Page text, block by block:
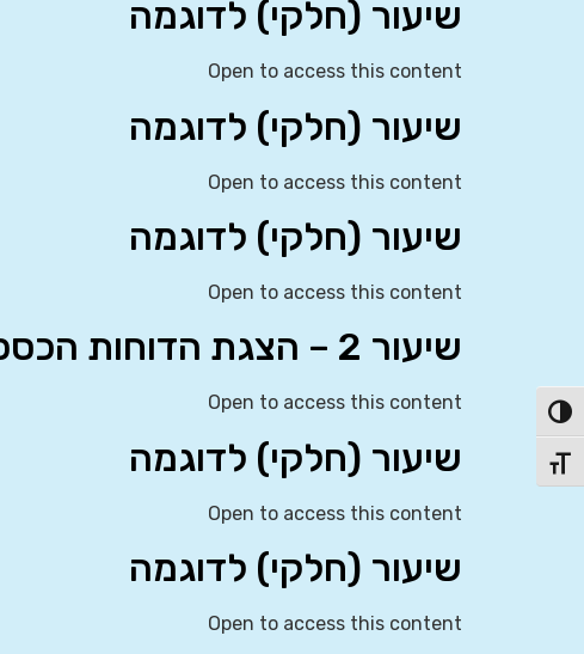
הפעל/כבה ניגודיות גבוהה
מתג גודל גופן
שיעור (חלקי) לדוגמה
Open to access this content
שיעור (חלקי) לדוגמה
Open to access this content
שיעור (חלקי) לדוגמה
Open to access this content
שיעור 2 – הצגת הדוחות הכספיים (IAS 1)
Open to access this content
שיעור (חלקי) לדוגמה
Open to access this content
שיעור (חלקי) לדוגמה
Open to access this content